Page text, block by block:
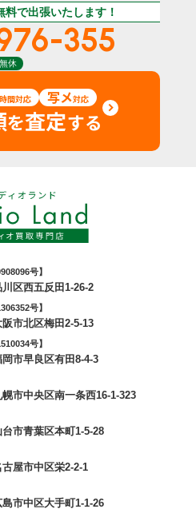
で出張いたします！
355
休
間対応 写メ対応
を査定する
号】
区西五反田1-26-2
号】
市北区梅田2-5-13
号】
市早良区有田8-4-3
市中央区南一条西16-1-323
市青葉区本町1-5-28
屋市中区栄2-2-1
市中区大手町1-1-26